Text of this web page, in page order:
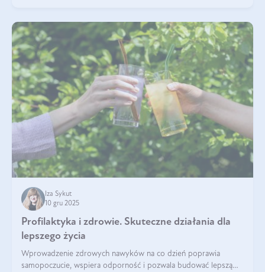
Iza Sykut
10 gru 2025
Profilaktyka i zdrowie. Skuteczne działania dla
lepszego życia
Wprowadzenie zdrowych nawyków na co dzień poprawia
samopoczucie, wspiera odporność i pozwala budować lepszą